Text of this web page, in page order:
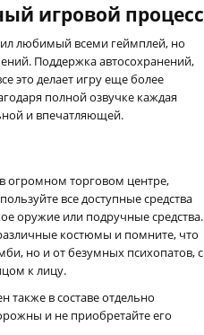
игровой процесс
любимый всеми геймплей, но
Поддержка автосохранений,
это делает игру еще более
полной озвучке каждая
и впечатляющей.
огромном торговом центре,
все доступные средства
оружие или подручные средства.
костюмы и помните, что
но и от безумных психопатов, с
к лицу.
также в составе отдельно
и не приобретайте его